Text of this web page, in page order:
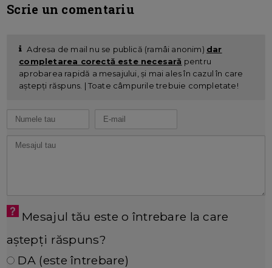
Scrie un comentariu
Adresa de mail nu se publică (ramâi anonim) dar
completarea corectă este necesară pentru
aprobarea rapidă a mesajului, și mai ales în cazul în care
aștepți răspuns. | Toate câmpurile trebuie completate!
Mesajul tău este o întrebare la care
aștepți răspuns?
DA (este întrebare)